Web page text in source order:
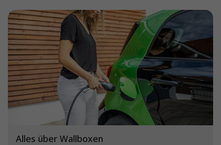
Alles über Wallboxen